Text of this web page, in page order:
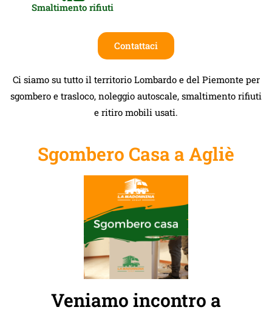
Smaltimento rifiuti
Contattaci
Ci siamo su tutto il territorio Lombardo e del Piemonte per
sgombero e trasloco, noleggio autoscale, smaltimento rifiuti
e ritiro mobili usati.
Sgombero Casa a Agliè
Veniamo incontro a